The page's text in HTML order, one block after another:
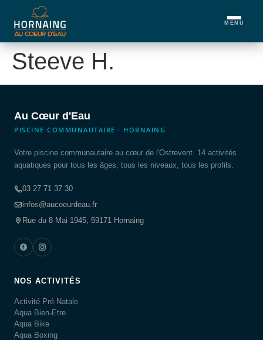
MENU
Steeve H.
Au Cœur d'Eau
PISCINE COMMUNAUTAIRE · HORNAING
Votre piscine communautaire au cœur de l'Ostrevent. 14 activités
aquatiques pour tous les âges, tous les niveaux, tous les profils.
03 27 71 37 30
infos@aucoeurdeau.fr
Rue du 8 Mai 1945, 59171 Hornaing
NOS ACTIVITÉS
Activité Pré-Natale
Aqua Bien-Etre
Aqua Bike
Aqua Boxing